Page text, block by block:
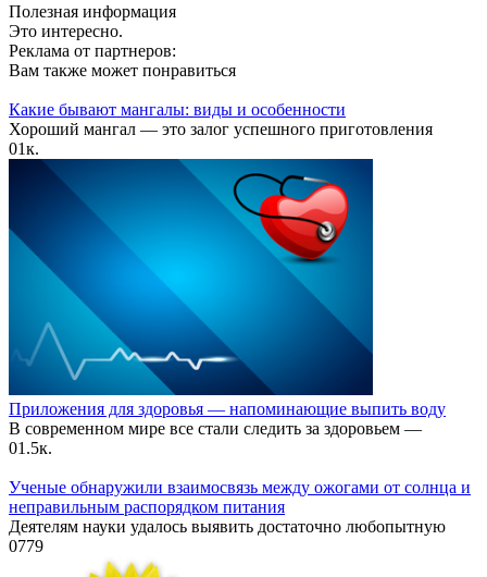
Полезная информация
Это интересно.
Реклама от партнеров:
Вам также может понравиться
Какие бывают мангалы: виды и особенности
Хороший мангал — это залог успешного приготовления
01к.
Приложения для здоровья — напоминающие выпить воду
В современном мире все стали следить за здоровьем —
01.5к.
Ученые обнаружили взаимосвязь между ожогами от солнца и
неправильным распорядком питания
Деятелям науки удалось выявить достаточно любопытную
0779